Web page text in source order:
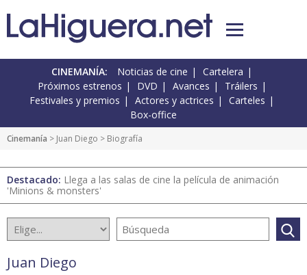
CINEMANÍA: Noticias de cine
Cartelera
Próximos estrenos
DVD Avances
Tráilers
Festivales y premios
Actores y actrices
Carteles
Box-office
Cinemanía > Juan Diego > Biografía
Destacado: Llega a las salas de cine la película de animación
'Minions & monsters'
Juan Diego